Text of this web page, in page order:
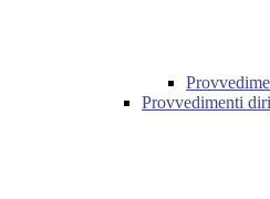
Provvedimenti